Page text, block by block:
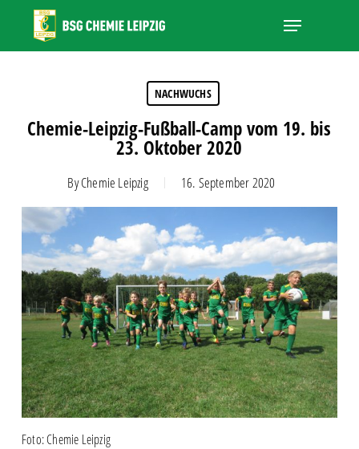
main
Menu
NACHWUCHS
Chemie-Leipzig-Fußball-Camp vom 19. bis
23. Oktober 2020
ByChemie Leipzig 16. September 2020
Foto: Chemie Leipzig
Close